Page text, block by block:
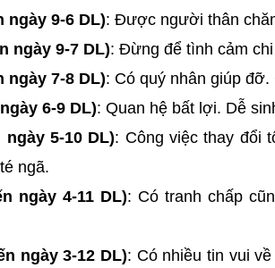
ngày 9-6 DL): Được người thân
ngày 9-7 DL): Đừng để tình cảm
ngày 7-8 DL): Có quý nhân giúp
6-9 DL): Quan hệ bất lợi. Dễ
5-10 DL): Công việc thay đổi
ngã.
ngày 4-11 DL): Có tranh chấp
ngày 3-12 DL): Có nhiều tin vui